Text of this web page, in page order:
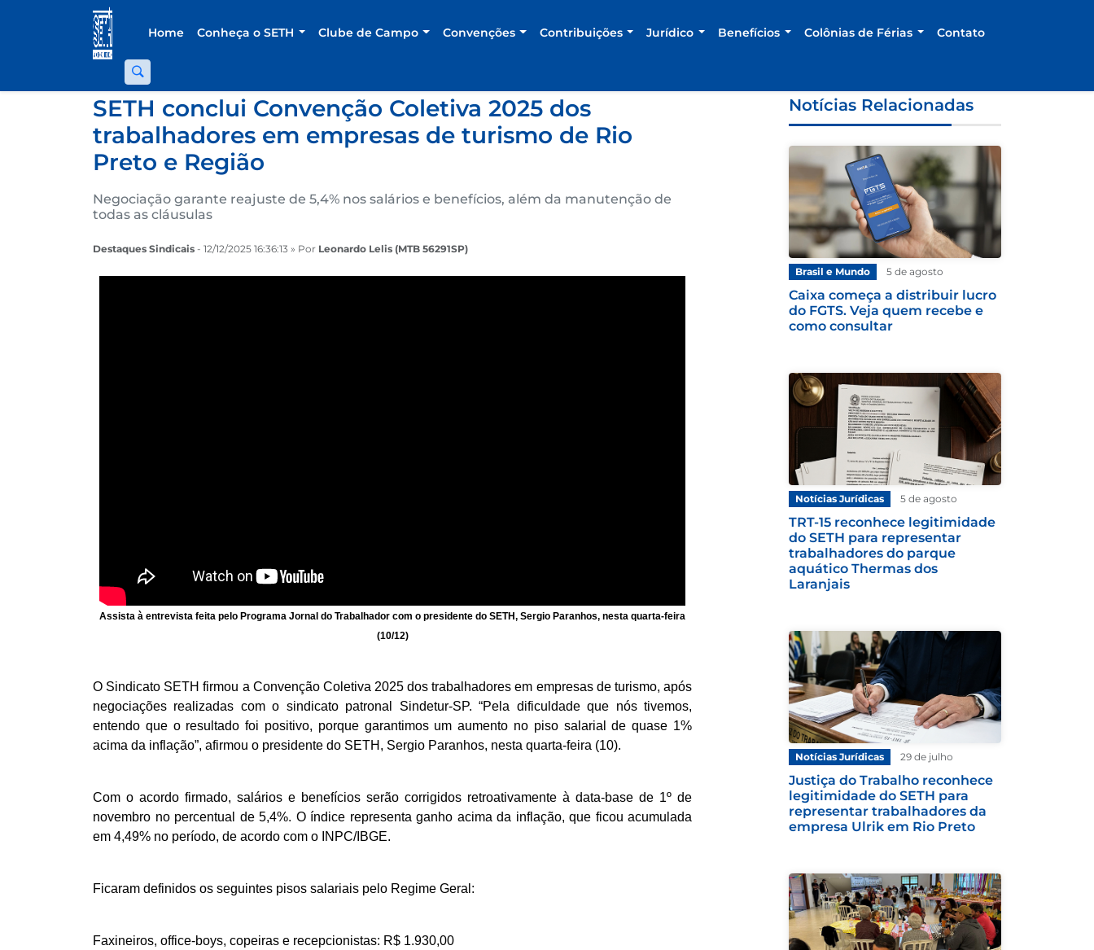
Home Conheça o SETH Clube de Campo Convenções Contribuições Jurídico Benefícios Colônias de Férias Contato
SETH conclui Convenção Coletiva 2025 dos
trabalhadores em empresas de turismo de Rio
Preto e Região
Negociação garante reajuste de 5,4% nos salários e benefícios, além da manutenção de
todas as cláusulas
Destaques Sindicais - 12/12/2025 16:36:13 » Por Leonardo Lelis (MTB 56291SP)
Assista à entrevista feita pelo Programa Jornal do Trabalhador com o presidente do SETH, Sergio Paranhos, nesta quarta-feira
(10/12)
O Sindicato SETH firmou a Convenção Coletiva 2025 dos trabalhadores em empresas de turismo, após
negociações realizadas com o sindicato patronal Sindetur-SP. “Pela dificuldade que nós tivemos,
entendo que o resultado foi positivo, porque garantimos um aumento no piso salarial de quase 1%
acima da inflação”, afirmou o presidente do SETH, Sergio Paranhos, nesta quarta-feira (10).
Com o acordo firmado, salários e benefícios serão corrigidos retroativamente à data-base de 1º de
novembro no percentual de 5,4%. O índice representa ganho acima da inflação, que ficou acumulada
em 4,49% no período, de acordo com o INPC/IBGE.
Ficaram definidos os seguintes pisos salariais pelo Regime Geral:
Faxineiros, office-boys, copeiras e recepcionistas: R$ 1.930,00
Notícias Relacionadas
Brasil e Mundo 5 de agosto
Caixa começa a distribuir lucro
do FGTS. Veja quem recebe e
como consultar
Notícias Jurídicas 5 de agosto
TRT-15 reconhece legitimidade
do SETH para representar
trabalhadores do parque
aquático Thermas dos
Laranjais
Notícias Jurídicas 29 de julho
Justiça do Trabalho reconhece
legitimidade do SETH para
representar trabalhadores da
empresa Ulrik em Rio Preto